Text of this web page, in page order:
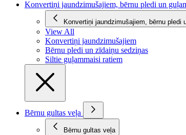
Konvertiņi jaundzimušajiem, bērnu pledi un
Konvertiņi jaundzimušajiem, bērnu pledi
View All
Konvertiņi jaundzimušajiem
Bērnu pledi un zīdaiņu sedziņas
Siltie guļammaisi ratiem
Bērnu gultas veļa
Bērnu gultas veļa